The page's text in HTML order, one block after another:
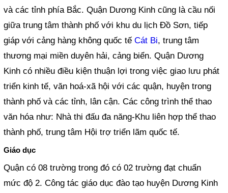
và các tỉnh phía Bắc. Quận Dương Kinh cũng là cầu nối
giữa trung tâm thành phố với khu du lịch Đồ Sơn, tiếp
giáp với cảng hàng không quốc tếCát Bi, trung tâm
thương mại miền duyên hải, cảng biển. Quận Dương
Kinh có nhiều điều kiện thuận lợi trong việc giao lưu phát
triển kinh tế, văn hoá-xã hội với các quận, huyện trong
thành phố và các tỉnh, lân cận. Các công trình thể thao
văn hóa như: Nhà thi đấu đa năng-Khu liên hợp thể thao
thành phố, trung tâm Hội trợ triển lãm quốc tế.
Giáo dục
Quận có 08 trường trong đó có 02 trường đạt chuẩn
mức độ 2. Công tác giáo dục đào tạo huyện Dương Kinh